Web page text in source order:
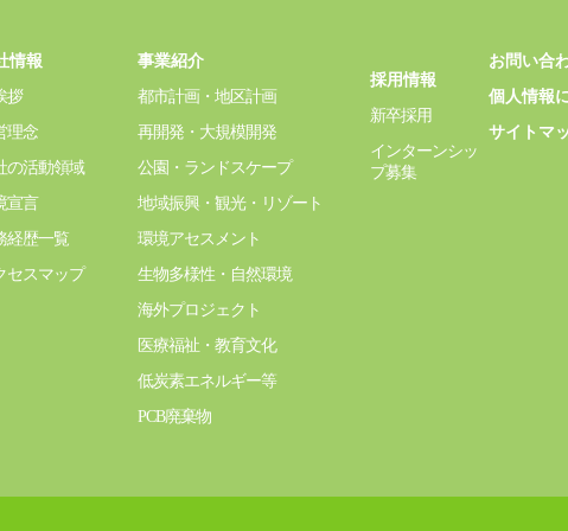
情報
拶
理念
の活動領域
宣言
経歴一覧
セスマップ
事業紹介
都市計画・地区計画
再開発・大規模開発
公園・ランドスケープ
地域振興・観光・リゾート
環境アセスメント
生物多様性・自然環境
海外プロジェクト
医療福祉・教育文化
低炭素エネルギー等
PCB廃棄物
採用情報
新卒採用
インターンシッ
プ募集
お問い合
個人情報
サイトマ